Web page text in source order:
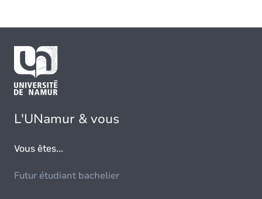
L'UNamur & vous
Vous êtes...
Futur étudiant bachelier